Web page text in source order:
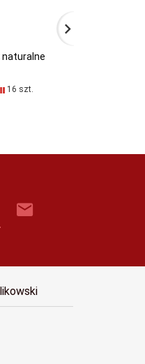
naturalne
16 szt.